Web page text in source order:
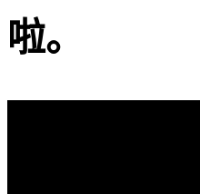
啦。